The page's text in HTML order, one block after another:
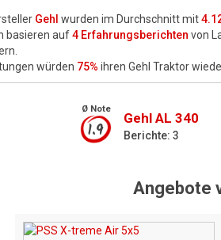
Gehl wurden im Durchschnitt mit
basieren auf4 Erfahrungsberichten von
würden 75% ihren Gehl Traktor
Ø Note
1.9
Gehl AL 340
Berichte: 3
Angebote